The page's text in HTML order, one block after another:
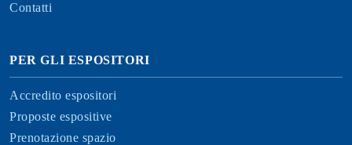
Contatti
PER GLI ESPOSITORI
Accredito espositori
Proposte espositive
Prenotazione spazio